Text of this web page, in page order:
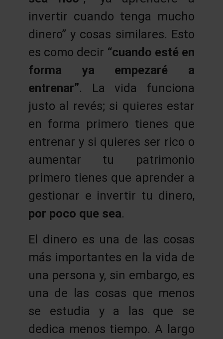
invertir cuando tenga mucho
dinero” y cosas similares. Esto
es como decir “cuando esté en
forma ya empezaré a
entrenar”. La vida funciona
justo al revés; si quieres estar
en forma primero tienes que
entrenar y si quieres ser rico o
aumentar tu patrimonio
primero tienes que aprender a
gestionar e invertir tu dinero,
por poco que sea.
El dinero es una de las cosas
más importantes en la vida de
una persona y, sin embargo, es
una de las cosas que menos
se estudia y a las que se
dedica menos tiempo. A largo